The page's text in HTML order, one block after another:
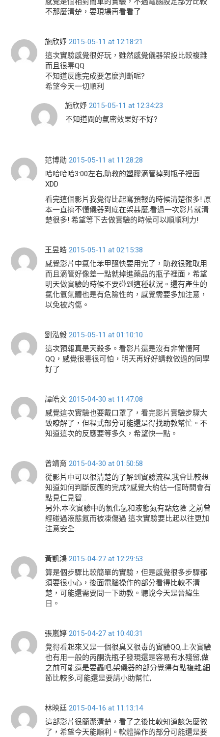
不那麼清楚，要現場再看看了
施欣妤 2015-05-11 at 12:18:21
這次實驗感覺很好玩，雖然感覺儀器架設比較複雜
而且很毒QQ
不知道反應完成要怎麼判斷呢?
希望今天一切順利
施欣妤 2015-05-11 at 12:34:23
不知道閥的氣密效果好不好?
范博勛 2015-05-11 at 11:28:28
哈哈哈哈3:00左右,助教的塑膠滴管掉到瓶子裡面
XDD
看完這個影片我覺得比起寫預報的時候清楚很多! 原
本一直搞不懂儀器到底在架甚麼,看過一次影片就清
楚很多! 希望等下去做實驗的時候可以順順利力!
王昱皓 2015-05-11 at 02:15:38
感覺影片中氯化苯甲醯快要用完了，助教很難取用
而且滴管好像差一點就掉進藥品的瓶子裡面，希望
明天做實驗的時候不要碰到這種狀況。還有產生的
氯化氫氣體也是有危險性的，感覺需要多加注意，
以免被灼傷。
劉泓毅 2015-05-11 at 01:10:10
這次預報真是天殺多。看影片還是沒有非常懂阿
QQ，感覺很毒很可怕，明天再好好請教做過的同學
好了
譚皓文 2015-04-30 at 11:47:08
感覺這次實驗也要戴口罩了，看完影片實驗步驟大
致瞭解了，但程式部分可能還是得找助教幫忙。不
知道這次的反應要等多久，希望快一點。
曾靖育 2015-04-30 at 01:50:58
從影片中可以很清楚的了解到實驗流程,我會比較想
知道如何判斷反應的完成?感覺大約估一個時間會有
點見仁見智…
另外,本次實驗中的氯化氫和液態氮有點危險 之前曾
經碰過液態氮而被凍傷過 這次實驗要比起以往更加
注意安全.
黃凱鴻 2015-04-27 at 12:29:53
算是個步驟比較簡單的實驗，但是感覺很多步驟都
須要很小心，後面電腦操作的部分看得比較不清
楚，可能還需要問一下助教。聽說今天是晉緯生
日。
張嵐婷 2015-04-27 at 10:40:31
覺得看起來又是一個很臭又很毒的實驗QQ,上次實驗
也有用一般的丙酮洗瓶子發現還是容易有水殘留,做
之前可能還是要轟吧,架儀器的部分覺得有點複雜,細
節比較多,可能還是要請小助幫忙,
林映廷 2015-04-16 at 11:13:14
這部影片很簡潔清楚，看了之後比較知道該怎麼做
了，希望今天能順利。軟體操作的部分可能還是要